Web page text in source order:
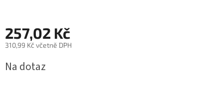
257,02 Kč
310,99 Kč včetně DPH
cena:
Na dotaz